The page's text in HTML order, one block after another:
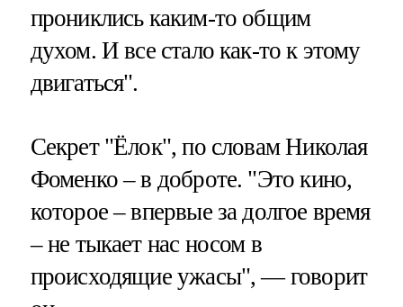
прониклись каким-то общим
духом. И все стало как-то к этому
двигаться".
Секрет "Ёлок", по словам Николая
Фоменко – в доброте. "Это кино,
которое – впервые за долгое время
– не тыкает нас носом в
происходящие ужасы", — говорит